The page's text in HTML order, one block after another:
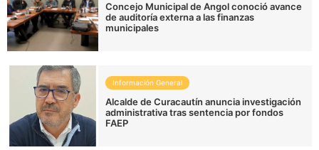
Concejo Municipal de Angol conoció avance
de auditoría externa a las finanzas
municipales
Información General
Alcalde de Curacautín anuncia investigación
administrativa tras sentencia por fondos
FAEP